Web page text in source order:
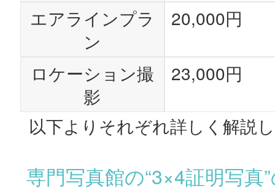
エアラインプラ
ン
20,000円
ロケーション撮
影
23,000円
以下よりそれぞれ詳しく解説
専門写真館の“3×4証明写真